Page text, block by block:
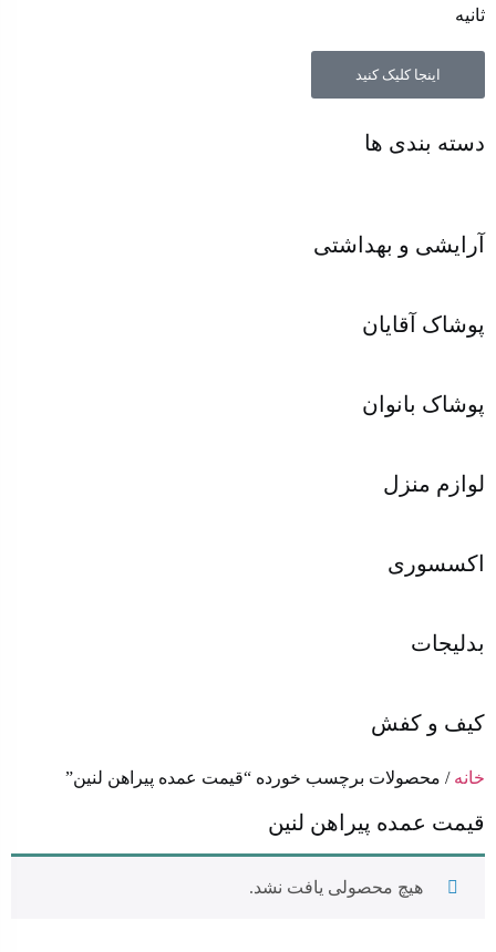
ثانیه
اینجا کلیک کنید
دسته بندی ها
آرایشی و بهداشتی
پوشاک آقایان
پوشاک بانوان
لوازم منزل
اکسسوری
بدلیجات
کیف و کفش
خانه / محصولات برچسب خورده “قیمت عمده پیراهن لنین”
قیمت عمده پیراهن لنین
هیچ محصولی یافت نشد.